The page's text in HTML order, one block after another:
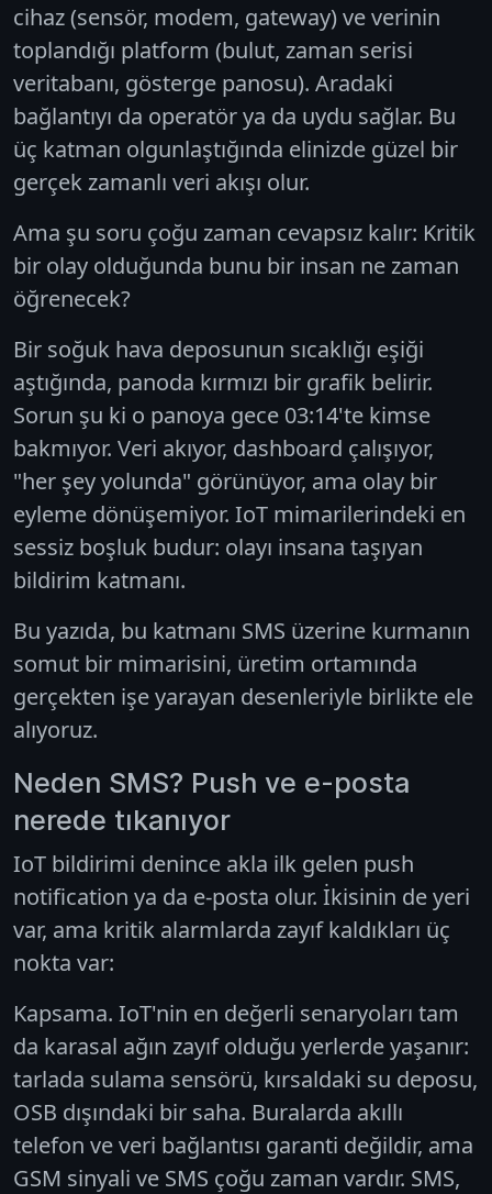
cihaz (sensör, modem, gateway) ve verinin
toplandığı platform (bulut, zaman serisi
veritabanı, gösterge panosu). Aradaki
bağlantıyı da operatör ya da uydu sağlar. Bu
üç katman olgunlaştığında elinizde güzel bir
gerçek zamanlı veri akışı olur.
Ama şu soru çoğu zaman cevapsız kalır: Kritik
bir olay olduğunda bunu bir insan ne zaman
öğrenecek?
Bir soğuk hava deposunun sıcaklığı eşiği
aştığında, panoda kırmızı bir grafik belirir.
Sorun şu ki o panoya gece 03:14'te kimse
bakmıyor. Veri akıyor, dashboard çalışıyor,
"her şey yolunda" görünüyor, ama olay bir
eyleme dönüşemiyor. IoT mimarilerindeki en
sessiz boşluk budur: olayı insana taşıyan
bildirim katmanı.
Bu yazıda, bu katmanı SMS üzerine kurmanın
somut bir mimarisini, üretim ortamında
gerçekten işe yarayan desenleriyle birlikte ele
alıyoruz.
Neden SMS? Push ve e-posta
nerede tıkanıyor
IoT bildirimi denince akla ilk gelen push
notification ya da e-posta olur. İkisinin de yeri
var, ama kritik alarmlarda zayıf kaldıkları üç
nokta var:
Kapsama. IoT'nin en değerli senaryoları tam
da karasal ağın zayıf olduğu yerlerde yaşanır:
tarlada sulama sensörü, kırsaldaki su deposu,
OSB dışındaki bir saha. Buralarda akıllı
telefon ve veri bağlantısı garanti değildir, ama
GSM sinyali ve SMS çoğu zaman vardır. SMS,